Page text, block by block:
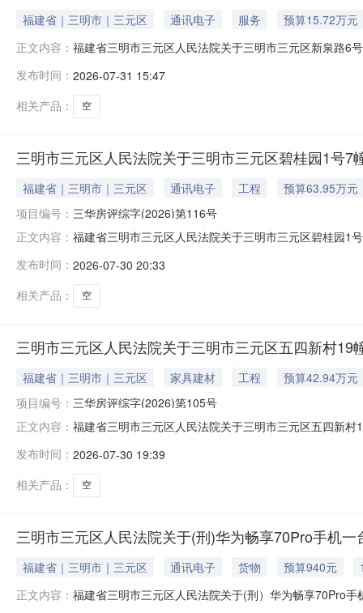
福建省｜三明市｜三元区 通讯电子 服务
预算15.72万元
正文内容： 福建省三明市三元区人民法院关于三明市三元区新泉路6
15幢1205室房产，不动产证号：闽（2022）三明市不
发布时间： 2026-07-31 15:47
相关产品：
空
三明市三元区人民法院关于三明市三元区碧桂园1号7
福建省｜三明市｜三元区 通讯电子 工程
预算63.95万元
项目编号： 三华房评综字(2026)第116号
正文内容： 福建省三明市三元区人民法院关于三明市三元区碧桂园1
2603室房产，不动产权证号：闽（2018）三明市不动产
发布时间： 2026-07-30 20:33
相关产品：
空
三明市三元区人民法院关于三明市三元区五四新村
福建省｜三明市｜三元区 家具建材 工程
预算42.94万元
项目编号： 三华房评综字(2026)第105号
正文内容： 福建省三明市三元区人民法院关于三明市三元区五四新
五四新村19幢802室房产及屋内家具家电，不动产权证
发布时间： 2026-07-30 19:39
相关产品：
空
三明市三元区人民法院关于(刑)华为畅享70Pro手机一
福建省｜三明市｜三元区 通讯电子 货物 预算940元
正文内容： 福建省三明市三元区人民法院关于(刑）华为畅享70Pro